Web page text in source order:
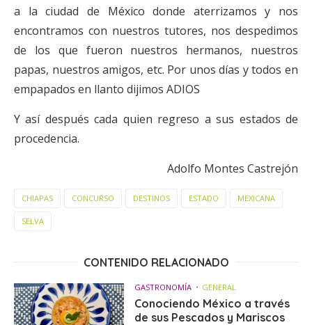
a la ciudad de México donde aterrizamos y nos
encontramos con nuestros tutores, nos despedimos
de los que fueron nuestros hermanos, nuestros
papas, nuestros amigos, etc. Por unos días y todos en
empapados en llanto dijimos ADIOS
Y así después cada quien regreso a sus estados de
procedencia.
Adolfo Montes Castrejón
CHIAPAS CONCURSO DESTINOS ESTADO MEXICANA
SELVA
CONTENIDO RELACIONADO
GASTRONOMÍA GENERAL
Conociendo México a través
de sus Pescados y Mariscos